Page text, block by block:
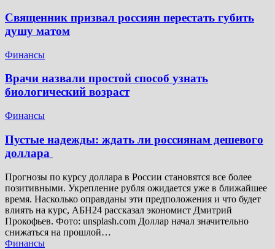
Священник призвал россиян перестать губить
душу матом
Финансы
Врачи назвали простой способ узнать
биологический возраст
Финансы
Пустые надежды: ждать ли россиянам дешевого
доллара
Прогнозы по курсу доллара в России становятся все более
позитивными. Укрепление рубля ожидается уже в ближайшее
время. Насколько оправданы эти предположения и что будет
влиять на курс, АБН24 рассказал экономист Дмитрий
Прокофьев. Фото: unsplash.com Доллар начал значительно
снижаться на прошлой…
Финансы